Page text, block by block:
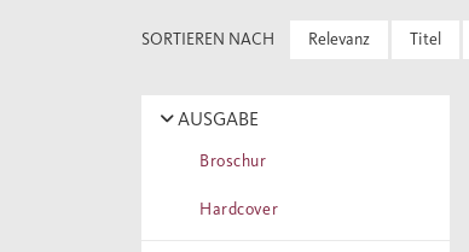
SORTIEREN NACH Relevanz Titel
AUSGABE
Broschur
Hardcover